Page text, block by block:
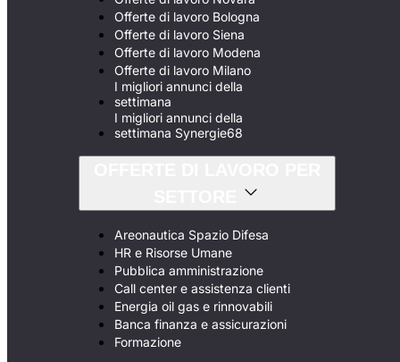
Offerte di lavoro Bologna
Offerte di lavoro Siena
Offerte di lavoro Modena
Offerte di lavoro Milano
I migliori annunci della
settimana
I migliori annunci della
settimana Synergie68
Areonautica Spazio Difesa
HR e Risorse Umane
Pubblica amministrazione
Call center e assistenza clienti
Energia oil gas e rinnovabili
Banca finanza e assicurazioni
Formazione